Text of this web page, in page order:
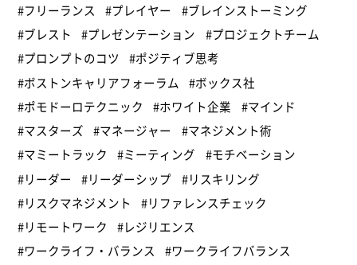
#フリーランス
#プレイヤー
#ブレインストーミング
#ブレスト
#プレゼンテーション
#プロジェクトチーム
#プロンプトのコツ
#ポジティブ思考
#ボストンキャリアフォーラム
#ボックス社
#ポモドーロテクニック
#ホワイト企業
#マインド
#マスターズ
#マネージャー
#マネジメント術
#マミートラック
#ミーティング
#モチベーション
#リーダー
#リーダーシップ #リスキリング
#リスクマネジメント
#リファレンスチェック
#リモートワーク
#レジリエンス
#ワークライフ・バランス
#ワークライフバランス